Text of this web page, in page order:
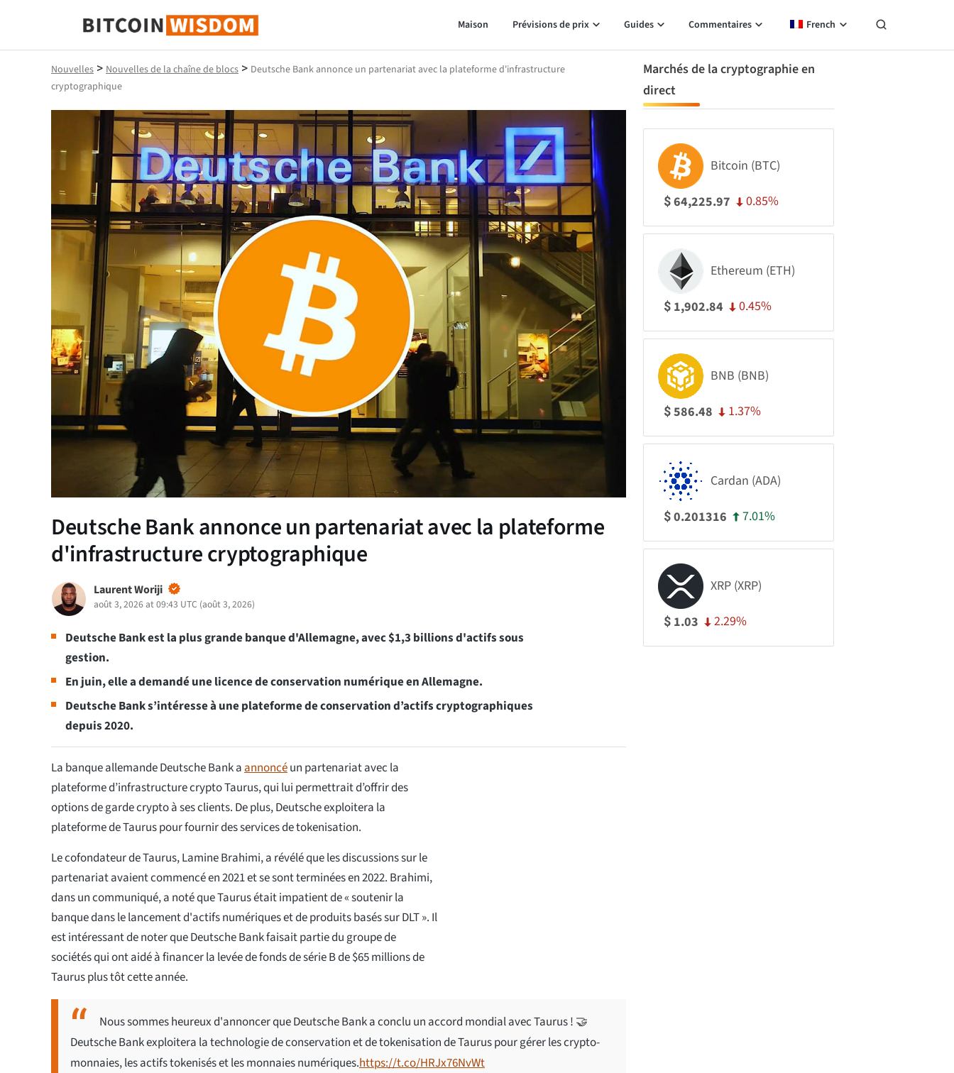
Bitcoin Sagesse
Maison Prévisions de prix Guides Commentaires French
Nouvelles > Nouvelles de la chaîne de blocs > Deutsche Bank annonce un partenariat avec la plateforme d'infrastructure
cryptographique
Deutsche Bank annonce un partenariat avec la plateforme
d'infrastructure cryptographique
Laurent Woriji
août 3, 2026 at 09:43 UTC (août 3, 2026)
Deutsche Bank est la plus grande banque d'Allemagne, avec $1,3 billions d'actifssous
gestion.
En juin, elle a demandé une licence de conservation numérique en Allemagne.
Deutsche Bank s’intéresse à une plateforme de conservation d’actifs cryptographiques
depuis 2020.
La banque allemande Deutsche Bank aannoncéun partenariat avec la
plateforme d’infrastructure crypto Taurus, qui lui permettrait d’offrir des
options de garde crypto à ses clients. De plus, Deutsche exploitera la
plateforme de Taurus pour fournir des services de tokenisation.
Le cofondateur de Taurus, Lamine Brahimi, a révélé que les discussions sur le
partenariat avaient commencé en 2021 et se sont terminées en 2022. Brahimi,
dans un communiqué, a noté que Taurus était impatient de « soutenir la
banque dans le lancement d'actifs numériques et de produits basés sur DLT ». Il
est intéressant de noter que Deutsche Bank faisait partie du groupe de
sociétés qui ont aidé à financer la levée de fonds de série B de $65 millions de
Taurus plus tôt cette année.
Nous sommes heureux d'annoncer que Deutsche Bank a conclu un accord mondial avec Taurus ! 🤝
Deutsche Bank exploitera la technologie de conservation et de tokenisation de Taurus pour gérer les crypto-
monnaies, les actifs tokenisés et les monnaies numériques.https://t.co/HRJx76NvWt
Marchés de la cryptographie en
direct
Bitcoin (BTC)
$64,225.97 0.85%
Ethereum (ETH)
$ 1,902.84 0.45%
BNB (BNB)
$586.48 1.37%
Cardan (ADA)
$0.201316 7.01%
XRP (XRP)
$ 1.03 2.29%